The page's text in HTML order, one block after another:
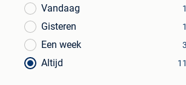
Vandaag
1
Gisteren 1
Een week 3
Altijd 11